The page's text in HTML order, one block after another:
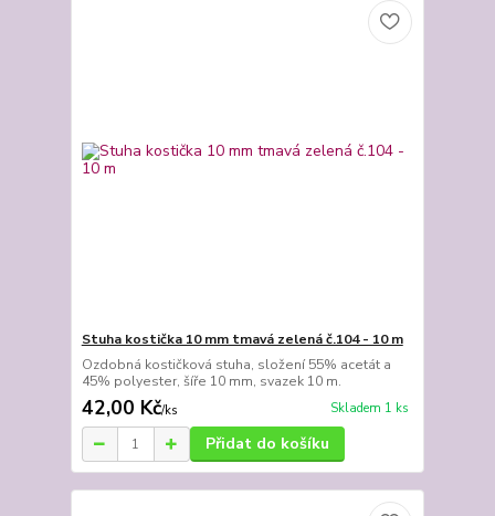
Stuha kostička 10 mm tmavá zelená č.104 - 10 m
Ozdobná kostičková stuha, složení 55% acetát a
45% polyester, šíře 10 mm, svazek 10 m.
42,00 Kč/ks Skladem 1 ks
Přidat do košíku